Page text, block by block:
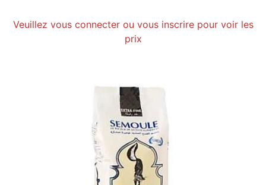
Veuillez vous connecter ou vous inscrire pour voir les
prix